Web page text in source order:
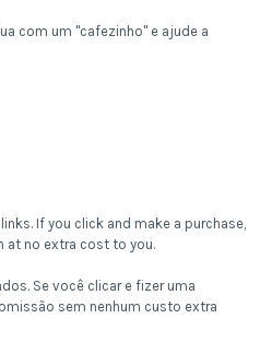
com um "cafezinho" e ajude a
If you click and make a purchase,
at no extra cost to you.
Se você clicar e fizer uma
sem nenhum custo extra